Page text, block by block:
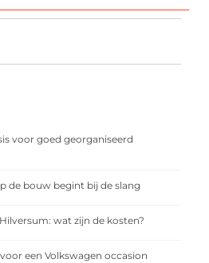
voor goed georganiseerd
de bouw begint bij de slang
wat zijn de kosten?
een Volkswagen occasion